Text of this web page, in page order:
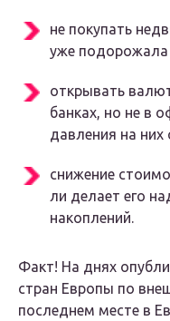
не покупать
уже подорожала
открывать
банках, но не в
давления на них
снижение
ли делает его
накоплений.
Факт! На днях
стран Европы по
последнем месте в